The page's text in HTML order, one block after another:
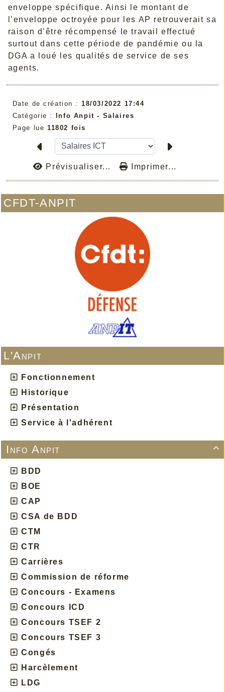
CFDT-ANPIT
L'Anpit
Fonctionnement
Historique
Présentation
Service à l'adhérent

Info Anpit
BDD
BOE
CAP
CSA de BDD
CTM
CTR
Carrières
Commission de réforme
Concours - Examens
Concours ICD
Concours TSEF 2
Concours TSEF 3
Congés
Harcèlement
LDG
enveloppe spécifique. Ainsi le montant de
l’enveloppe octroyée pour les AP retrouverait sa
raison d’être récompensé le travail effectué
surtout dans cette période de pandémie ou la
DGA a loué les qualités de service de ses
agents.
Date de création : 18/03/2022 17:44
Catégorie : Info Anpit - Salaires
Page lue 11802 fois
Prévisualiser... Imprimer...